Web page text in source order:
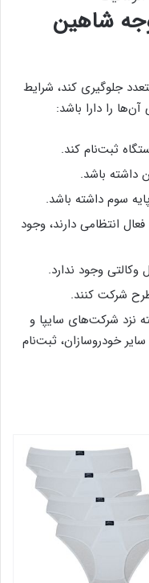
شاهین
جلوگیری کند، شرایط
را دارا باشد:
ثبت‌نام کند.
سوم داشته باشد.
انتظامی دارند، وجود
وجود ندارد.
شرکت کنند.
طی 48 ماه‌گذشته نزد شرکت‌های سایپا و
نزد سایر خودروسازان، ثبت‌نام